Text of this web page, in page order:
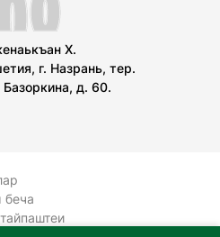
Х.
г. Назрань, тер.
д. 60.
беча